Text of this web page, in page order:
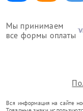
Мы принимаем
все формы оплаты
Вся информация на сайте